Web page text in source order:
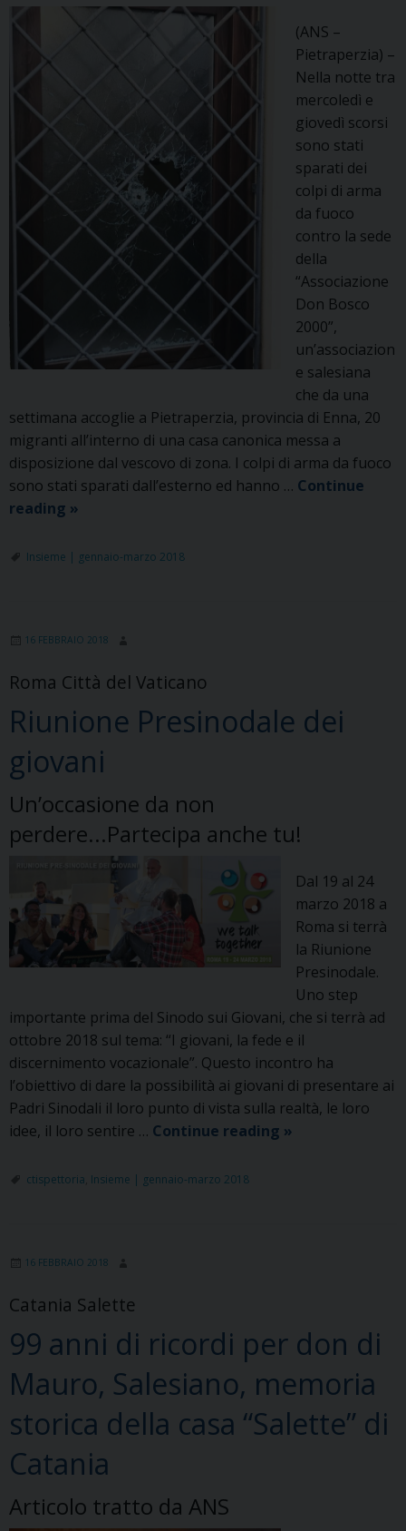
(ANS –
Pietraperzia) –
Nella notte tra
mercoledì e
giovedì scorsi
sono stati
sparati dei
colpi di arma
da fuoco
contro la sede
della
“Associazione
Don Bosco
2000”,
un’associazion
e salesiana
che da una
settimana accoglie a Pietraperzia, provincia di Enna, 20
migranti all’interno di una casa canonica messa a
disposizione dal vescovo di zona. I colpi di arma da fuoco
sono stati sparati dall’esterno ed hanno … Continue
reading Spari
il
migranti
Don
Bosco
2000
»
Insieme | gennaio-marzo 2018
16 FEBBRAIO 2018
Roma Città del Vaticano
Riunione Presinodale dei
giovani
Un’occasione da non
perdere...Partecipa anche tu!
Dal 19 al 24
marzo 2018 a
Roma si terrà
la Riunione
Presinodale.
Uno step
importante prima del Sinodo sui Giovani, che si terrà ad
ottobre 2018 sul tema: “I giovani, la fede e il
discernimento vocazionale”. Questo incontro ha
l’obiettivo di dare la possibilità ai giovani di presentare ai
Padri Sinodali il loro punto di vista sulla realtà, le loro
idee, il loro sentire … Continue reading Riunione
»
ctispettoria Insieme | gennaio-marzo 2018
16 FEBBRAIO 2018
Catania Salette
99 anni di ricordi per don di
Mauro, Salesiano, memoria
storica della casa “Salette” di
Catania
Articolo tratto da ANS